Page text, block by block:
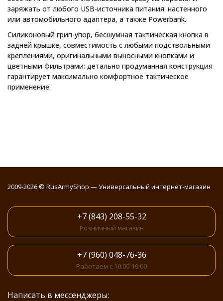
заряжать от любого USB-источника питания: настенного
или автомобильного адаптера, а также Powerbank.
Силиконовый грип-упор, бесшумная тактическая кнопка в
задней крышке, совместимость с любыми подствольными
креплениями, оригинальными выносными кнопками и
цветными фильтрами: детально продуманная конструкция
гарантирует максимально комфортное тактическое
применение.
2009-2026 © RusArmyShop — Универсальный интернет-магазин
+7 (843) 208-55-32
Розничный магазин
+7 (960) 048-76-36
Работаем с 10:00-19:00
Написать в мессенджеры: